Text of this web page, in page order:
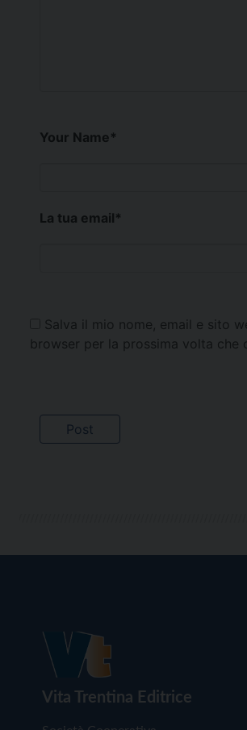
Your Name*
La tua email*
Salva il mio nome, email e sito
browser per la prossima volta che
Vita Trentina Editrice